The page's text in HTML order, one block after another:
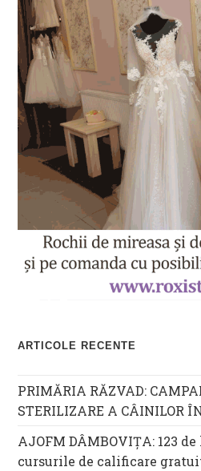
ARTICOLE RECENTE
PRIMĂRIA RĂZVAD:
STERILIZARE A CÂINILOR
AJOFM DÂMBOVIȚA: 123
cursurile de calificare